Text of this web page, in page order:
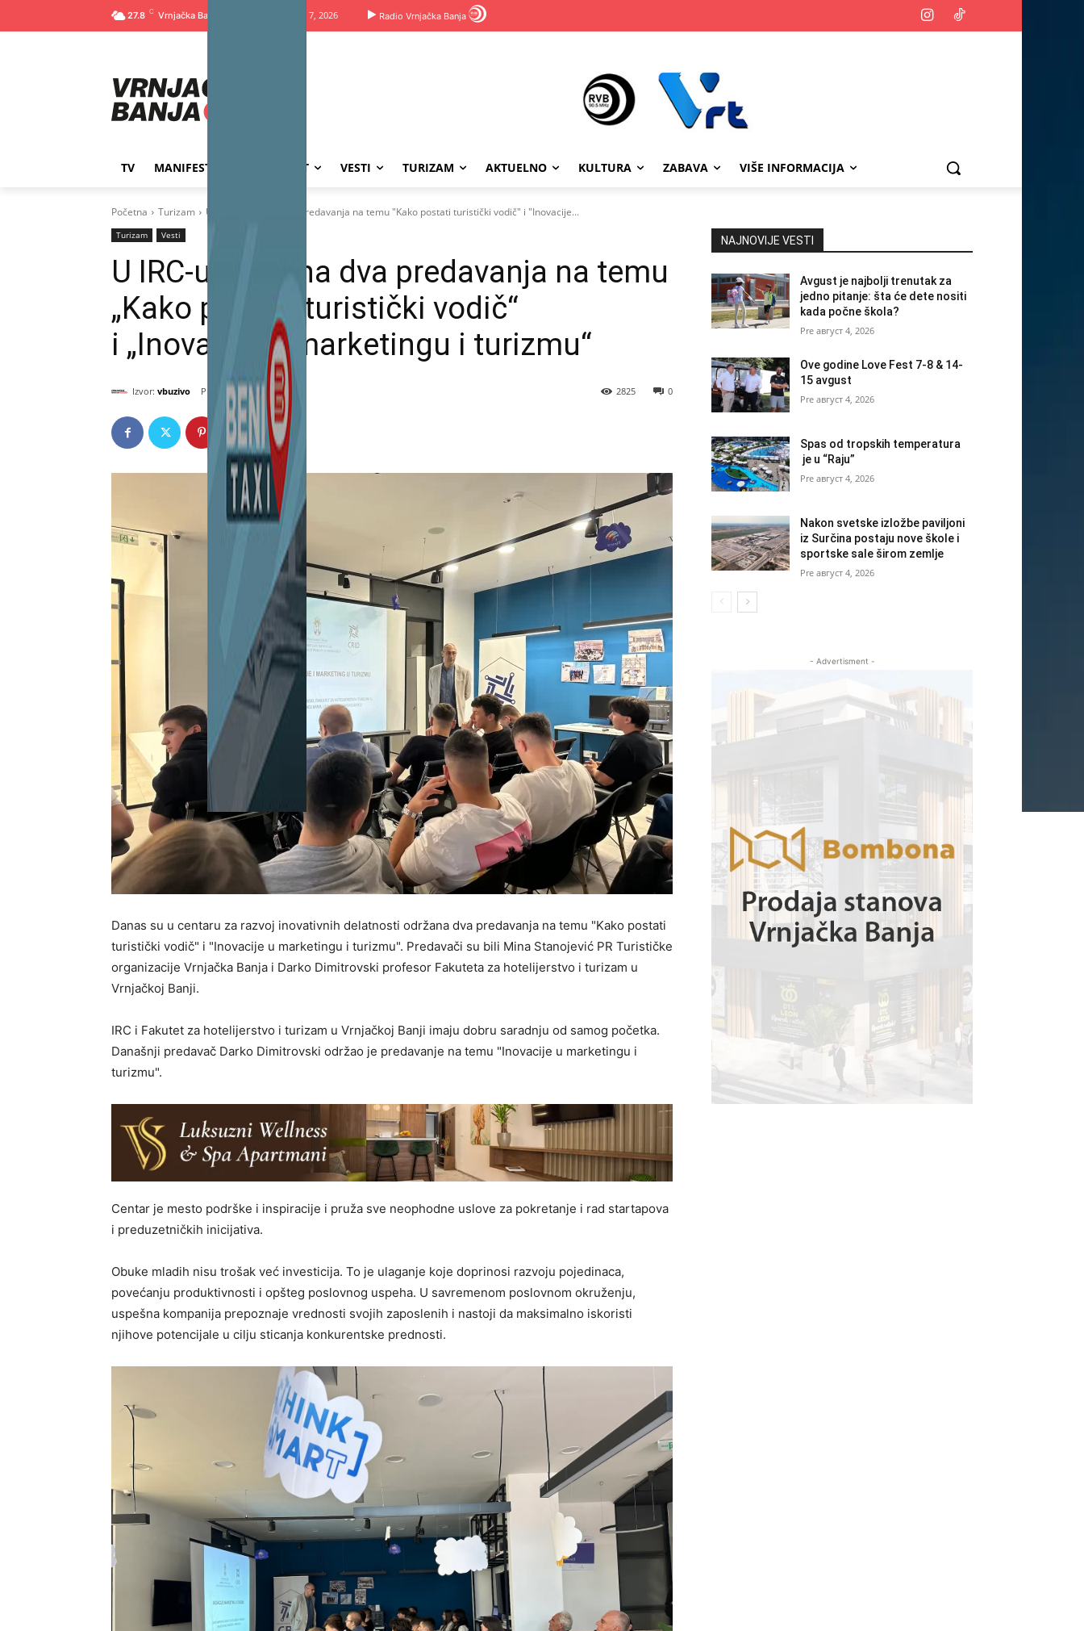
27.8 C Петак, август 7, 2026 Radio Vrnjačka Banja
TV MANIFESTACIJE SPORT VESTI TURIZAM AKTUELNO KULTURA ZABAVA VIŠE INFORMACIJA
Početna Turizam U IRC-u održana dva predavanja na temu "Kako postati turistički vodič" i "Inovacije...
Turizam Vesti
U IRC-u održana dva predavanja na temu
„Kako postati turistički vodič“
i „Inovacije u marketingu i turizmu“
Izvor: vbuzivo септембар 24, 2024 0
2825
Danas su u centaru za razvoj inovativnih delatnosti održana dva predavanja na temu "Kako postati
turistički vodič" i "Inovacije u marketingu i turizmu". Predavači su bili Mina Stanojević PR Turističke
organizacije Vrnjačka Banja i Darko Dimitrovski profesor Fakuteta za hotelijerstvo i turizam u
Vrnjačkoj Banji.
IRC i Fakutet za hotelijerstvo i turizam u Vrnjačkoj Banji imaju dobru saradnju od samog početka.
Današnji predavač Darko Dimitrovski održao je predavanje na temu "Inovacije u marketingu i
turizmu".
Centar je mesto podrške i inspiracije i pruža sve neophodne uslove za pokretanje i rad startapova
i preduzetničkih inicijativa.
Obuke mladih nisu trošak već investicija. To je ulaganje koje doprinosi razvoju pojedinaca,
povećanju produktivnosti i opšteg poslovnog uspeha. U savremenom poslovnom okruženju,
uspešna kompanija prepoznaje vrednosti svojih zaposlenih i nastoji da maksimalno iskoristi
njihove potencijale u cilju sticanja konkurentske prednosti.
NAJNOVIJE VESTI
Avgust je najbolji trenutak za
jedno pitanje: šta će dete nositi
kada počne škola?
август 4, 2026
Ove godine Love Fest 7-8 & 14-
15 avgust
август 4, 2026
Spas od tropskih temperatura
je u “Raju”
август 4, 2026
Nakon svetske izložbe paviljoni
iz Surčina postaju nove škole i
sportske sale širom zemlje
август 4, 2026
- Advertisment -